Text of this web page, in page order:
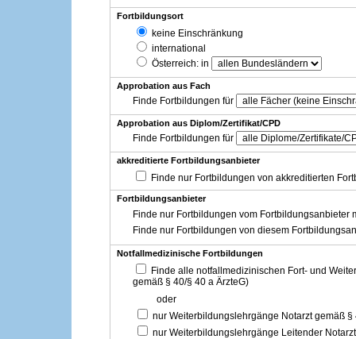
Fortbildungsort
keine Einschränkung
international
Österreich: in
Approbation aus Fach
Finde Fortbildungen für
Approbation aus Diplom/Zertifikat/CPD
Finde Fortbildungen für
akkreditierte Fortbildungsanbieter
Finde nur Fortbildungen von akkreditierten
Fortbildungsanbieter
Finde nur Fortbildungen vom Fortbildungsanbieter
Finde nur Fortbildungen von diesem
Notfallmedizinische Fortbildungen
Finde alle notfallmedizinischen Fort- und
gemäß § 40/§ 40 a ÄrzteG)
oder
nur Weiterbildungslehrgänge Notarzt gemäß §
nur Weiterbildungslehrgänge Leitender